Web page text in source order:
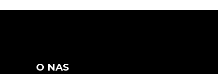
O NAS